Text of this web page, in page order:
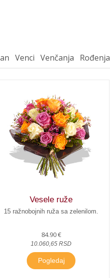
Venci Venčanja Rođenja
Vesele ruže
15 ražnobojnih ruža sa zelenilom.
84.90 €
10.060,65 RSD
Pogledaj